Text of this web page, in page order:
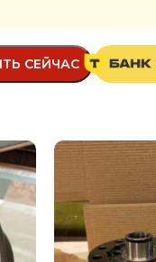
СЕЙЧАС